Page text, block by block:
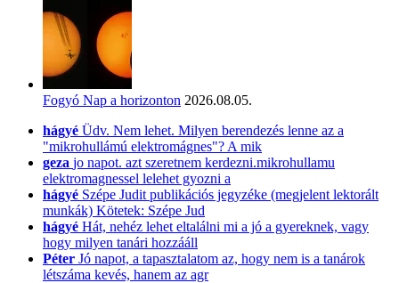
Fogyó Nap a horizonton 2026.08.05.
hágyé Üdv. Nem lehet. Milyen berendezés lenne az a
"mikrohullámú elektromágnes"? A mik
geza jo napot. azt szeretnem kerdezni.mikrohullamu
elektromagnessel lelehet gyozni a
hágyé Szépe Judit publikációs jegyzéke (megjelent lektorált
munkák) Kötetek: Szépe Jud
hágyé Hát, nehéz lehet eltalálni mi a jó a gyereknek, vagy
hogy milyen tanári hozzááll
Péter Jó napot, a tapasztalatom az, hogy nem is a tanárok
létszáma kevés, hanem az agr